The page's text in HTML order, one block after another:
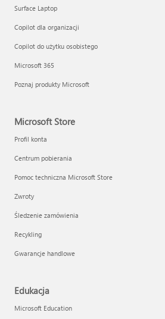
Surface Laptop
Copilot dla organizacji
Copilot do użytku osobistego
Microsoft 365
Poznaj produkty Microsoft
Microsoft Store
Profil konta
Centrum pobierania
Pomoc techniczna Microsoft Store
Zwroty
Śledzenie zamówienia
Recykling
Gwarancje handlowe
Edukacja
Microsoft Education